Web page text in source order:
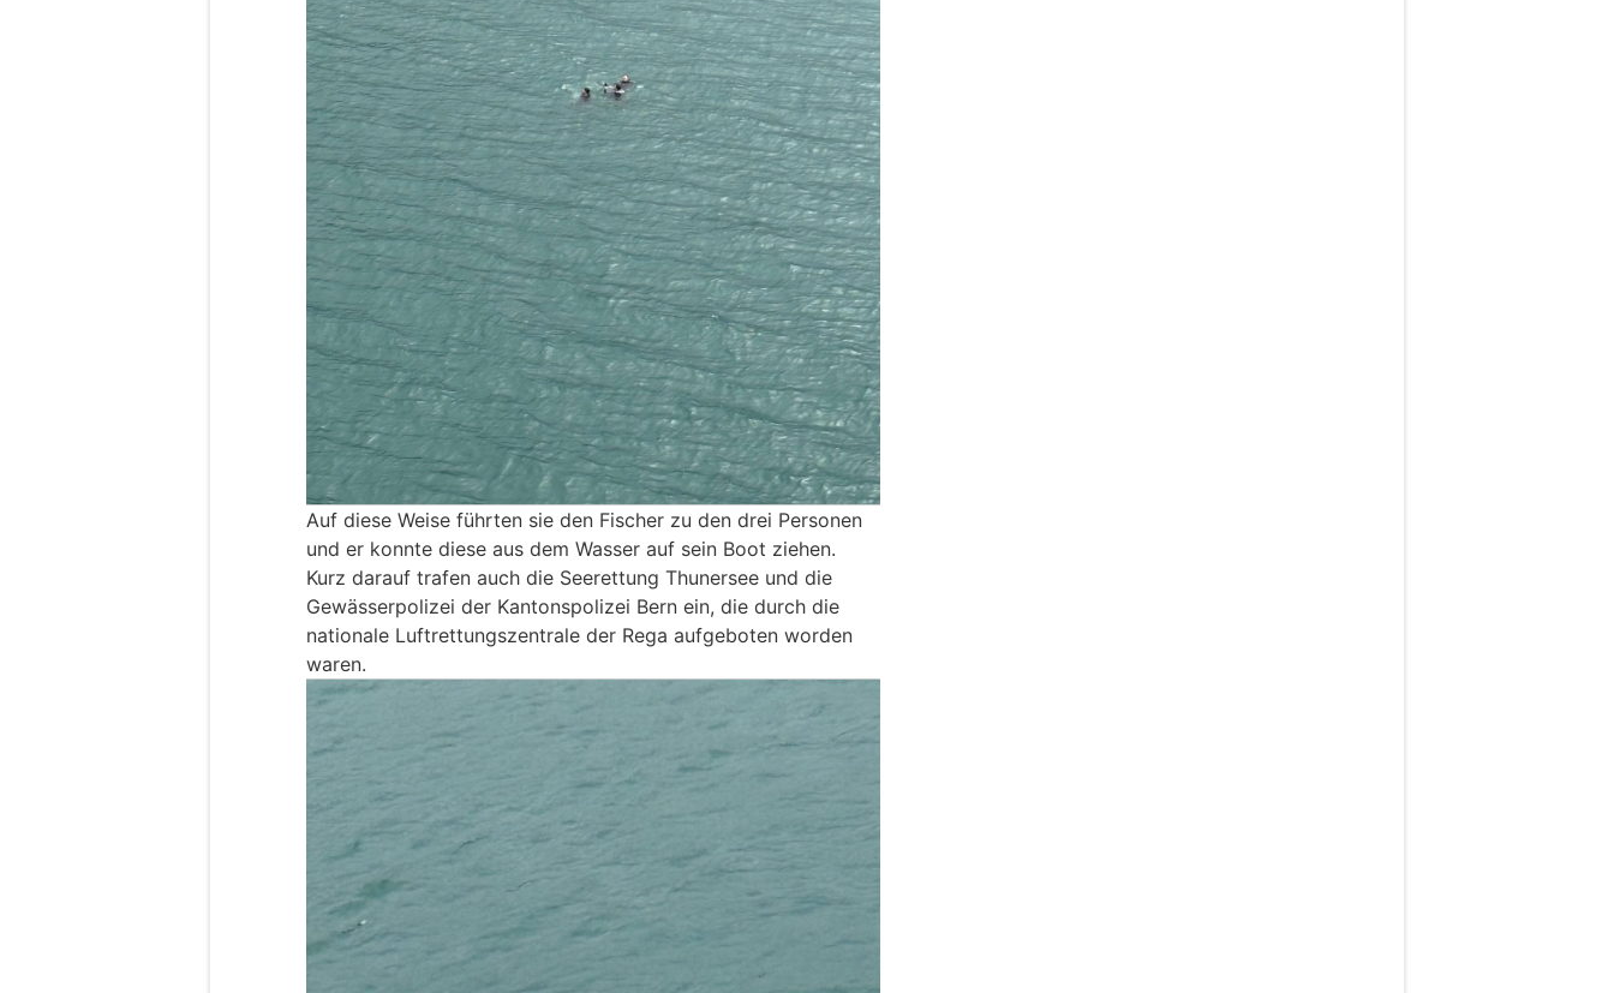
Auf diese Weise führten sie den Fischer zu den drei Personen
und er konnte diese aus dem Wasser auf sein Boot ziehen.
Kurz darauf trafen auch die Seerettung Thunersee und die
Gewässerpolizei der Kantonspolizei Bern ein, die durch die
nationale Luftrettungszentrale der Rega aufgeboten worden
waren.